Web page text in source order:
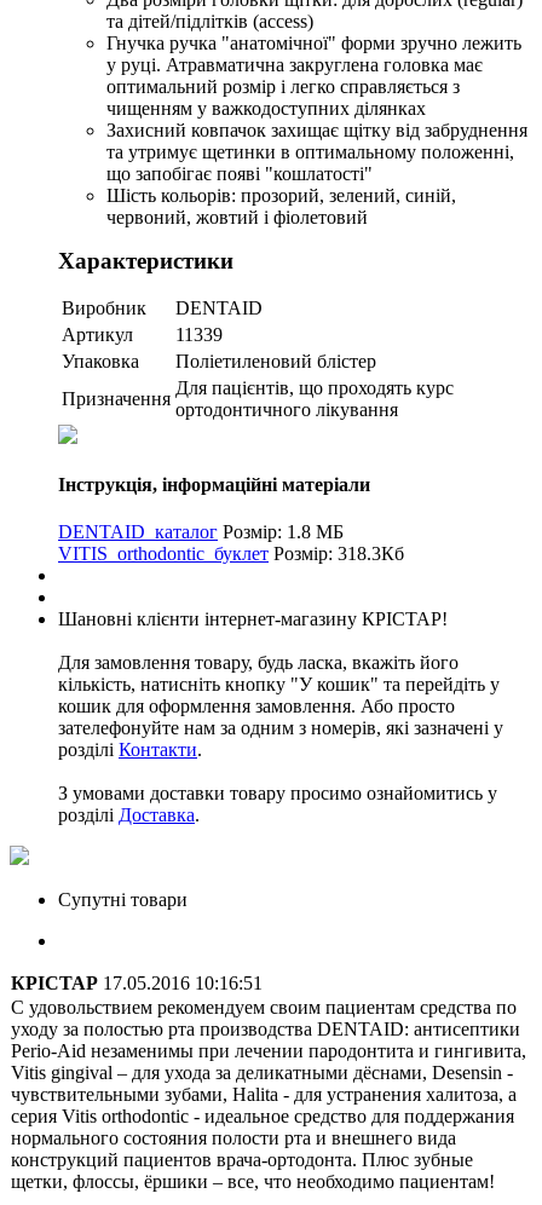
та дітей/підлітків (access)
Гнучка ручка "анатомічної" форми зручно лежить
у руці. Атравматична закруглена головка має
оптимальний розмір і легко справляється з
чищенням у важкодоступних ділянках
Захисний ковпачок захищає щітку від забруднення
та утримує щетинки в оптимальному положенні,
що запобігає появі "кошлатості"
Шість кольорів: прозорий, зелений, синій,
червоний, жовтий і фіолетовий
Характеристики
Виробник
DENTAID
Артикул
11339
Упаковка
Поліетиленовий блістер
Призначення
Для пацієнтів, що проходять курс
ортодонтичного лікування
Інструкція, інформаційні матеріали
DENTAID_каталог Розмір: 1.8 МБ
VITIS_orthodontic_буклет Розмір: 318.3Кб
Шановні клієнти інтернет-магазину КРІСТАР!
Для замовлення товару, будь ласка, вкажіть його
кількість, натисніть кнопку "У кошик" та перейдіть у
кошик для оформлення замовлення. Або просто
зателефонуйте нам за одним з номерів, які зазначені у
розділі Контакти.
З умовами доставки товару просимо ознайомитись у
розділі Доставка.
Супутні товари
КРІСТАР 17.05.2016 10:16:51
С удовольствием рекомендуем своим пациентам средства по
уходу за полостью рта производства DENTAID: антисептики
Perio-Aid незаменимы при лечении пародонтита и гингивита,
Vitis gingival – для ухода за деликатными дёснами, Desensin -
чувствительными зубами, Halita - для устранения халитоза, а
серия Vitis orthodontic - идеальное средство для поддержания
нормального состояния полости рта и внешнего вида
конструкций пациентов врача-ортодонта. Плюс зубные
щетки, флоссы, ёршики – все, что необходимо пациентам!